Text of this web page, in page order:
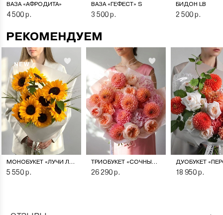
ВАЗА «АФРОДИТА»
4 500 р.
ВАЗА «ГЕФЕСТ» S
3 500 р.
БИДОН LB
2 500 р.
РЕКОМЕНДУЕМ
NEW
МОНОБУКЕТ «ЛУЧИ ЛЕТА»
5 550 р.
ТРИОБУКЕТ «СОЧНЫЙ ПЕРСИК»
26 290 р. 18 950 р.